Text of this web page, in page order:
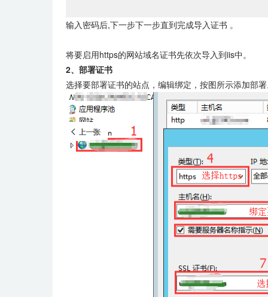
输入密码后,下一步下一步直到完成导入证书 。
将要启用https的网站域名证书先依次导入到iis中。
2、部署证书
选择要部署证书的站点，编辑绑定，按图所示添加部